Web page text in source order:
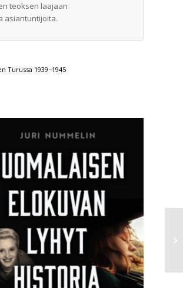
teoksen laajaan
asiantuntijoita.
Turussa 1939−1945